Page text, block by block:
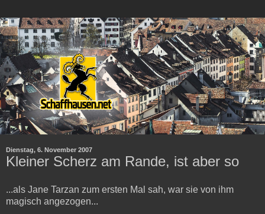
Dienstag, 6. November 2007
Kleiner Scherz am Rande, ist aber so
...als Jane Tarzan zum ersten Mal sah, war sie von ihm
magisch angezogen...